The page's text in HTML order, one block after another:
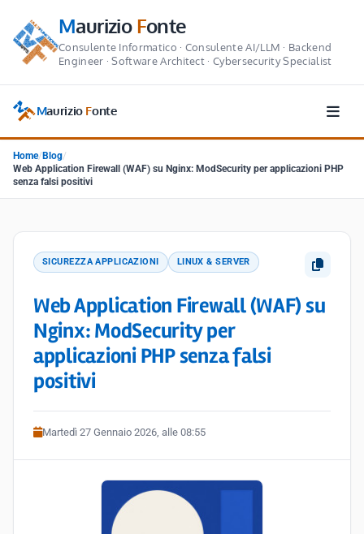
MaurizioFonte
Consulente Informatico · Consulente AI/LLM · Backend
Engineer · Software Architect · Cybersecurity Specialist
Maurizio Fonte
Home/ Blog/
Web Application Firewall (WAF) su Nginx: ModSecurity per applicazioni PHP
senza falsi positivi
SICUREZZA APPLICAZIONI LINUX & SERVER
Web Application Firewall (WAF) su
Nginx: ModSecurity per
applicazioni PHP senza falsi
positivi
Martedì 27 Gennaio 2026, alle 08:55